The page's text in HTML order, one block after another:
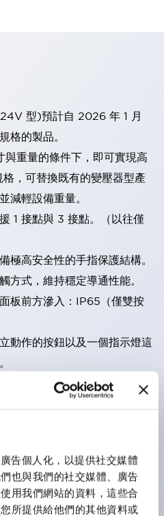
告個人化，以提供社交媒體
也與我們的社交媒體、廣告
用我們網站的資料，這些合
所提供給他們的其他資料或
型)預計自 2026 年 1 月
格的製品。
重量的條件下，即可實現高
，可替換既有的變壓器型產
減輕設備重量。
1 接點與 3 接點。（以往僅
極高安全性的手指保護結構。
方式，維持穩定導通性能。
板前方滲入：IP65（僅雙按
動作的按鈕以及一個指示燈這
種電壓規格。
：可清楚辨識正方平頭形指
點燈時的顏色識別。
範：在危險或緊急狀況下，